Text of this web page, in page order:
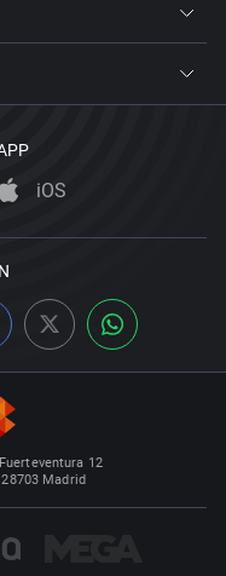
iOS
12
Madrid